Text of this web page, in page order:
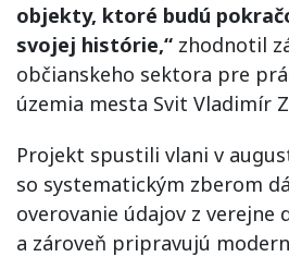
objekty, ktoré budú
svojej histórie,“ zhodnotil
občianskeho sektora pre
územia mesta Svit Vladimír
Projekt spustili vlani v
so systematickým zberom
overovanie údajov z verejne
a zároveň pripravujú